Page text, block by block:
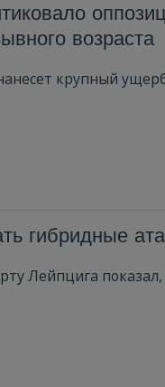
возраста
крупный
гибридные
Лейпцига